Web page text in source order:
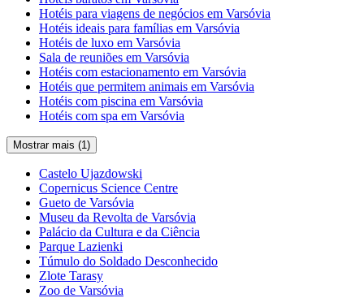
Hotéis para viagens de negócios em Varsóvia
Hotéis ideais para famílias em Varsóvia
Hotéis de luxo em Varsóvia
Sala de reuniões em Varsóvia
Hotéis com estacionamento em Varsóvia
Hotéis que permitem animais em Varsóvia
Hotéis com piscina em Varsóvia
Hotéis com spa em Varsóvia
Mostrar mais (1)
Castelo Ujazdowski
Copernicus Science Centre
Gueto de Varsóvia
Museu da Revolta de Varsóvia
Palácio da Cultura e da Ciência
Parque Lazienki
Túmulo do Soldado Desconhecido
Zlote Tarasy
Zoo de Varsóvia